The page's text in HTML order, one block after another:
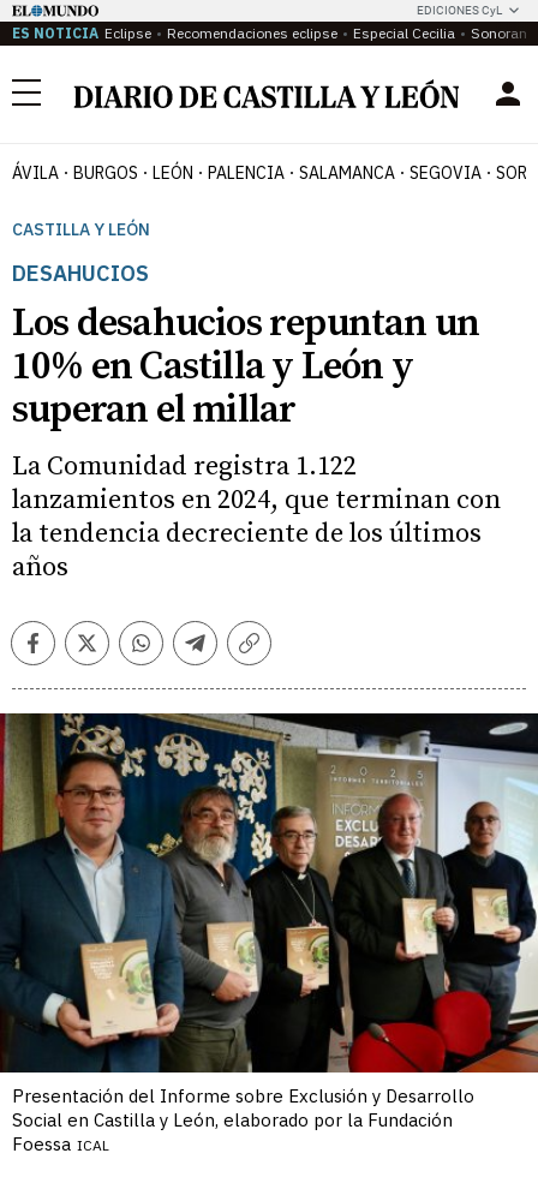
EDICIONES CyL
ES NOTICIA Eclipse Recomendaciones eclipse Especial Cecilia
Menú
ÁVILA BURGOS LEÓN PALENCIA SALAMANCA SEGOVIA
CASTILLA Y LEÓN
DESAHUCIOS
Los desahucios repuntan un
10% en Castilla y León y
superan el millar
La Comunidad registra 1.122
lanzamientos en 2024, que terminan con
la tendencia decreciente de los últimos
años
FacebookTwitterWhatsappTelegramCopiar
Presentación del Informe sobre Exclusión y Desarrollo
Social en Castilla y León, elaborado por la Fundación
Foessa ICAL